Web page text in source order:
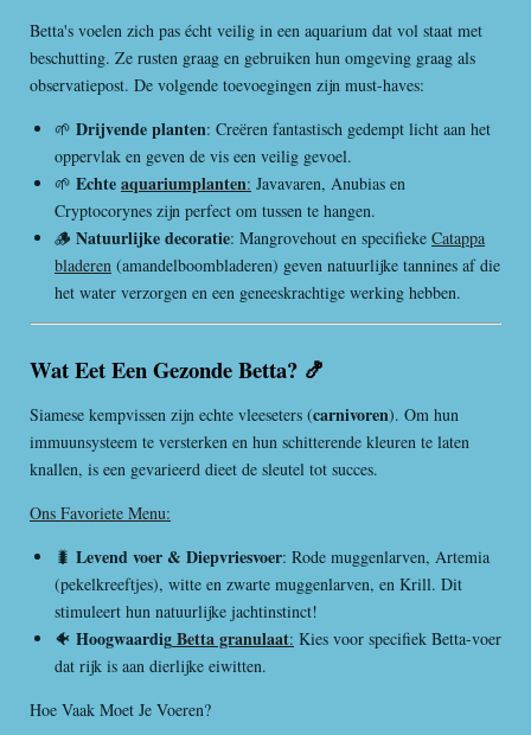
Betta's voelen zich pas écht veilig in een aquarium dat vol staat met
beschutting. Ze rusten graag en gebruiken hun omgeving graag als
observatiepost. De volgende toevoegingen zijn must-haves:
🌱 Drijvende planten: Creëren fantastisch gedempt licht aan het
oppervlak en geven de vis een veilig gevoel.
🌱 Echteaquariumplanten: Javavaren, Anubias en
Cryptocorynes zijn perfect om tussen te hangen.
🪵 Natuurlijke decoratie: Mangrovehout en specifieke Catappa
bladeren (amandelboombladeren) geven natuurlijke tannines af die
het water verzorgen en een geneeskrachtige werking hebben.
Wat Eet Een Gezonde Betta? 🍤
Siamese kempvissen zijn echte vleeseters (carnivoren). Om hun
immuunsysteem te versterken en hun schitterende kleuren te laten
knallen, is een gevarieerd dieet de sleutel tot succes.
Ons Favoriete Menu:
🐛 Levend voer & Diepvriesvoer: Rode muggenlarven, Artemia
(pekelkreeftjes), witte en zwarte muggenlarven, en Krill. Dit
stimuleert hun natuurlijke jachtinstinct!
🐠 HoogwaardigBetta granulaat: Kies voor specifiek Betta-voer
dat rijk is aan dierlijke eiwitten.
Hoe Vaak Moet Je Voeren?